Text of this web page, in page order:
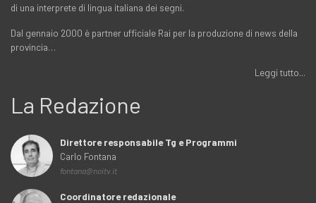
di una interprete di lingua italiana dei segni.
Dal gennaio 2000 è partner ufficiale Rai per la produzione di news della
provincia…
Leggi tutto...
La Redazione
Direttore responsabile Tg e Programmi
Carlo Fontana
fontana@noitv.it
Coordinatore redazionale